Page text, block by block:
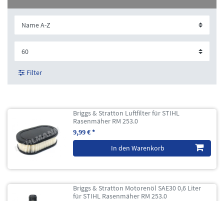
Filter
Briggs & Stratton Luftfilter für STIHL
Rasenmäher RM 253.0
9,99 € *
In den Warenkorb
Briggs & Stratton Motorenöl SAE30 0,6 Liter
für STIHL Rasenmäher RM 253.0